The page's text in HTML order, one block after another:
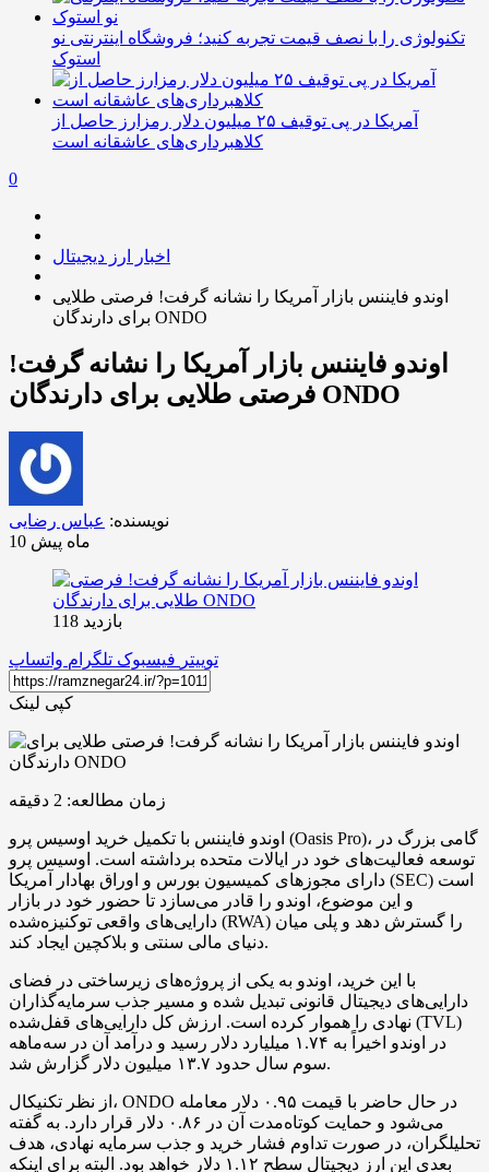
تکنولوژی را با نصف قیمت تجربه کنید؛ فروشگاه اینترنتی نو
استوک
آمریکا در پی توقیف ۲۵ میلیون دلار رمزارز حاصل از
کلاهبرداری‌های عاشقانه است
0
اخبار ارز دیجیتال
اوندو فایننس بازار آمریکا را نشانه گرفت! فرصتی طلایی
برای دارندگان ONDO
اوندو فایننس بازار آمریکا را نشانه گرفت!
فرصتی طلایی برای دارندگان ONDO
نویسنده: عباس رضایی
10 ماه پیش
بازدید 118
توییتر فیسبوک تلگرام واتساپ
کپی لینک
زمان مطالعه: 2 دقیقه
اوندو فایننس با تکمیل خرید اوسیس پرو (Oasis Pro)، گامی بزرگ در
توسعه فعالیت‌های خود در ایالات متحده برداشته است. اوسیس پرو
دارای مجوزهای کمیسیون بورس و اوراق بهادار آمریکا (SEC) است
و این موضوع، اوندو را قادر می‌سازد تا حضور خود در بازار
دارایی‌های واقعی توکنیزه‌شده (RWA) را گسترش دهد و پلی میان
دنیای مالی سنتی و بلاکچین ایجاد کند.
با این خرید، اوندو به یکی از پروژه‌های زیرساختی در فضای
دارایی‌های دیجیتال قانونی تبدیل شده و مسیر جذب سرمایه‌گذاران
نهادی را هموار کرده است. ارزش کل دارایی‌های قفل‌شده (TVL)
در اوندو اخیراً به ۱.۷۴ میلیارد دلار رسید و درآمد آن در سه‌ماهه
سوم سال حدود ۱۳.۷ میلیون دلار گزارش شد.
از نظر تکنیکال، ONDO در حال حاضر با قیمت ۰.۹۵ دلار معامله
می‌شود و حمایت کوتاه‌مدت آن در ۰.۸۶ دلار قرار دارد. به گفته
تحلیلگران، در صورت تداوم فشار خرید و جذب سرمایه نهادی، هدف
بعدی این ارز دیجیتال سطح ۱.۱۲ دلار خواهد بود. البته برای اینکه